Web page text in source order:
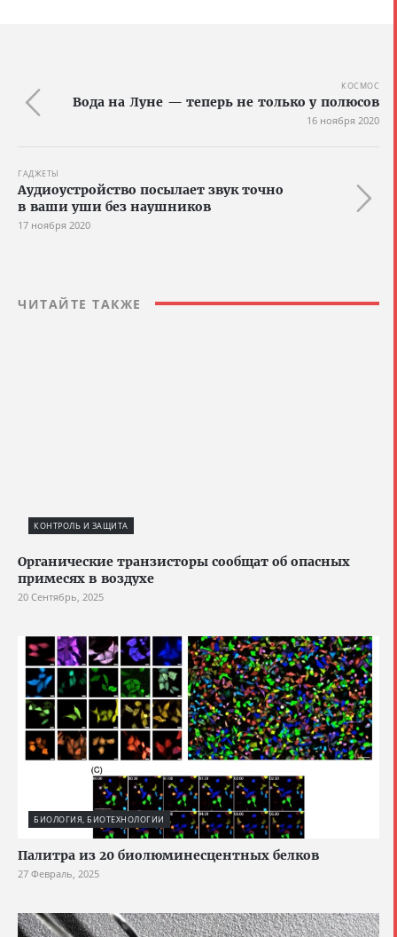
КОСМОС
Вода на Луне — теперь не только у полюсов
16 ноября 2020
ГАДЖЕТЫ
Аудиоустройство посылает звук точно
в ваши уши без наушников
17 ноября 2020
ЧИТАЙТЕ ТАКЖЕ
КОНТРОЛЬ И ЗАЩИТА
Органические транзисторы сообщат об опасных
примесях в воздухе
20 Сентябрь, 2025
БИОЛОГИЯ, БИОТЕХНОЛОГИИ
Палитра из 20 биолюминесцентных белков
27 Февраль, 2025